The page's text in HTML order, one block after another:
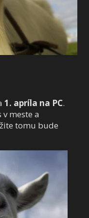
1. apríla na PC.
meste a
tomu bude